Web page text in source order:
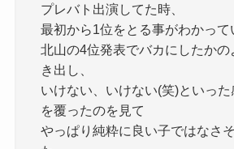
プレバト出演してた時、
最初から1位をとる事がわかって
北山の4位発表でバカにしたかの
き出し、
いけない、いけない(笑)といった
を覆ったのを見て
やっぱり純粋に良い子ではなさ